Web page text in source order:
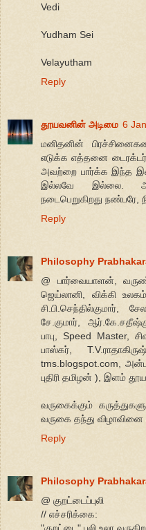
Vedi
Yudham Sei
Velayutham
Reply
தூயவனின் அடிமை 6
மனிதனின்
எடுக்க எத்தனை டைரக்டர்
அவற்றை பார்க்க இந்த
இல்லவே இல்லை.
நடைபெறுகிறது
Reply
Philosophy
@ பார்வையாளன்,
ஜெய்லானி, விக்கி
சே.குமார்,
பாபு, Speed Master,
பாஸ்கர்,
tms.blogspot.com,
புதிரி தமிழன் ), இளம்
வருகைக்கும்
வருகை தந்து விழாவினை
Reply
Philosophy
@ குறட்டைப்புலி
// எச்சரிக்கை: